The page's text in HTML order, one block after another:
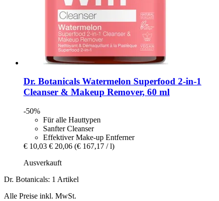
Dr. Botanicals Watermelon Superfood 2-​in-​1
Cleanser & Makeup Remover, 60 ml
-50%
Für alle Hauttypen
Sanfter Cleanser
Effektiver Make-up Entferner
€ 10,03 € 20,06 (€ 167,17 / l)
Ausverkauft
Dr. Botanicals: 1 Artikel
Alle Preise inkl. MwSt.